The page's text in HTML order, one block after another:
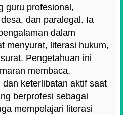
guru profesional,
dan paralegal. Ia
dalam
menyurat, literasi hukum,
Pengetahuan ini
membaca,
keterlibatan aktif saat
berprofesi sebagai
mempelajari literasi